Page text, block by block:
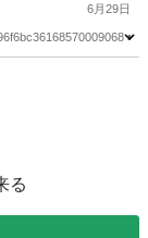
6月29日
る